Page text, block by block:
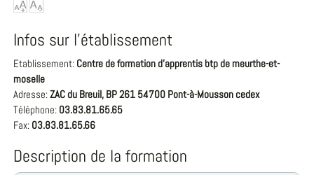
Infos sur l'établissement
Etablissement: Centre de formation d'apprentis btp de meurthe-et-
moselle
Adresse:ZAC du Breuil, BP 261 54700 Pont-à-Mousson cedex
Téléphone: 03.83.81.65.65
Fax: 03.83.81.65.66
Description de la formation